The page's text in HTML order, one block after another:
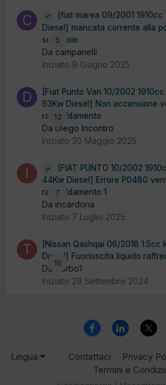
5
[fiat marea 09/2001
Diesel] mancata corrente alla
serbatoio
Da campanelli
Iniziato 9 Giugno 2025
12
[Fiat Punto Van 10/2002
63Kw Diesel] Non accensione
raffreddamento
Da Diego Incontro
Iniziato 30 Maggio 2025
7
[FIAT PUNTO 10/2002
44Kw Diesel] Errore P0480
raffreddamento 1
Da incardona
Iniziato 7 Luglio 2025
10
[Nissan Qashqai 06/2018 1.5cc
Diesel] Fuoriuscita liquido
Da Turbo1
Iniziato 29 Settembre 2024
Lingua Contattaci Privacy
Termini e